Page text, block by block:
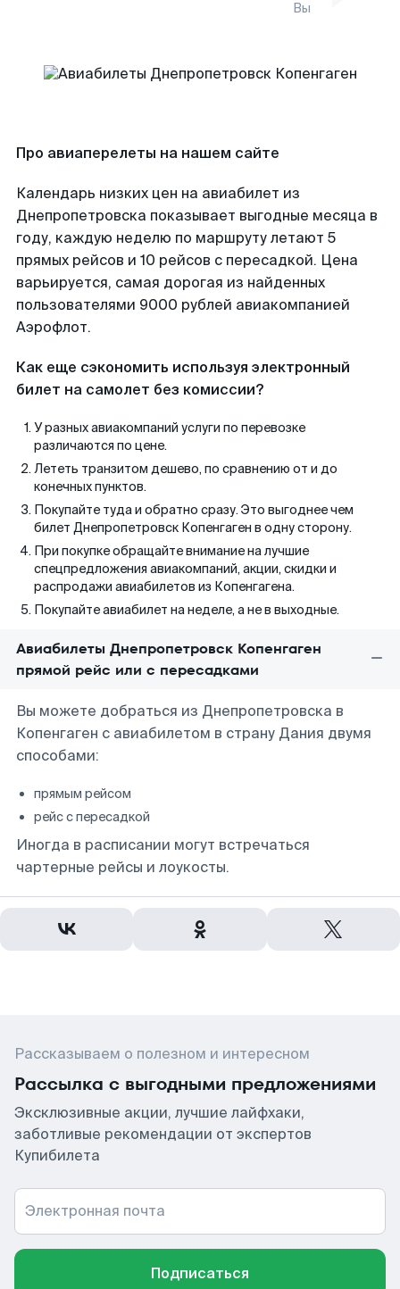
Вы
Про авиаперелеты на нашем сайте
Календарь низких цен на авиабилет из
Днепропетровска показывает выгодные месяца в
году, каждую неделю по маршруту летают 5
прямых рейсов и 10 рейсов с пересадкой. Цена
варьируется, самая дорогая из найденных
пользователями 9000 рублей авиакомпанией
Аэрофлот.
Как еще сэкономить используя электронный
билет на самолет без комиссии?
У разных авиакомпаний услуги по перевозке
различаются по цене.
Лететь транзитом дешево, по сравнению от и до
конечных пунктов.
Покупайте туда и обратно сразу. Это выгоднее чем
билет Днепропетровск Копенгаген в одну сторону.
При покупке обращайте внимание на лучшие
спецпредложения авиакомпаний, акции, скидки и
распродажи авиабилетов из Копенгагена.
Покупайте авиабилет на неделе, а не в выходные.
Авиабилеты Днепропетровск Копенгаген
прямой рейс или с пересадками
Вы можете добраться из Днепропетровска в
Копенгаген с авиабилетом в страну Дания двумя
способами:
прямым рейсом
рейс с пересадкой
Иногда в расписании могут встречаться
чартерные рейсы и лоукосты.
Рассказываем о полезном и интересном
Рассылка с выгодными предложениями
Эксклюзивные акции, лучшие лайфхаки,
заботливые рекомендации от экспертов
Купибилета
Электронная почта
Подписаться